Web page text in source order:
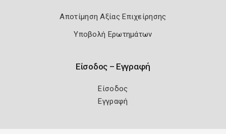
Αποτίμηση Αξίας Επιχείρησης
Υποβολή Ερωτημάτων
Είσοδος – Εγγραφή
Είσοδος
Εγγραφή